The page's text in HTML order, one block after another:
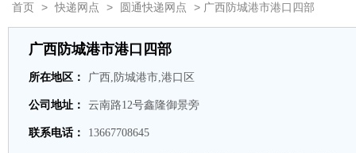
首页 > 快递网点 > 圆通快递网点 > 广西防城港市港口四部
广西防城港市港口四部
所在地区： 广西,防城港市,港口区
公司地址： 云南路12号鑫隆御景旁
联系电话： 13667708645